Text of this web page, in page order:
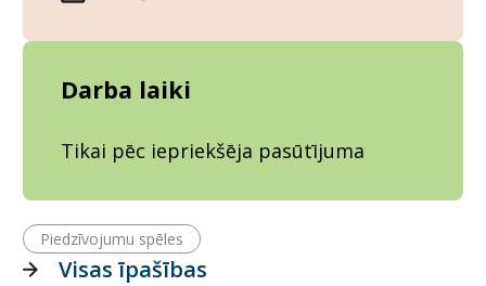
Darba laiki
Tikai pēc iepriekšēja pasūtījuma
Piedzīvojumu spēles
Visas īpašības